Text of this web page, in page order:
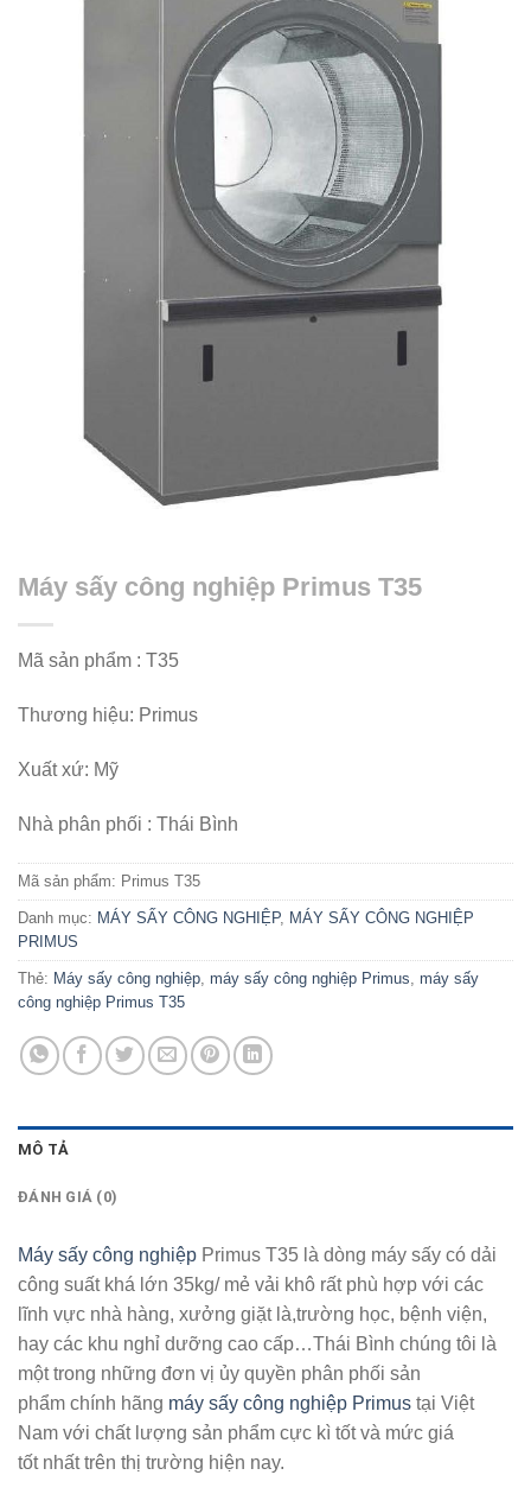
Máy sấy công nghiệp Primus T35
Mã sản phẩm : T35
Thương hiệu: Primus
Xuất xứ: Mỹ
Nhà phân phối : Thái Bình
Mã sản phẩm: Primus T35
Danh mục: MÁY SẤY CÔNG NGHIỆP, MÁY SẤY CÔNG NGHIỆP
PRIMUS
Thẻ: Máy sấy công nghiệp, máy sấy công nghiệp Primus, máy sấy
công nghiệp Primus T35
MÔ TẢ
ĐÁNH GIÁ (0)
Máy sấy công nghiệp Primus T35 là dòng máy sấy có dải
công suất khá lớn 35kg/ mẻ vải khô rất phù hợp với các
lĩnh vực nhà hàng, xưởng giặt là,trường học, bệnh viện,
hay các khu nghỉ dưỡng cao cấp…Thái Bình chúng tôi là
một trong những đơn vị ủy quyền phân phối sản
phẩm chính hãng máy sấy công nghiệp Primus tại Việt
Nam với chất lượng sản phẩm cực kì tốt và mức giá
tốt nhất trên thị trường hiện nay.